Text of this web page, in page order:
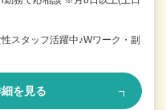
スタッフ活躍中♪Wワーク・副
を見る